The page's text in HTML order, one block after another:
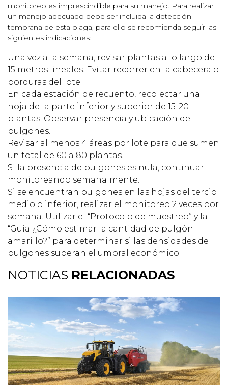
monitoreo es imprescindible para su manejo. Para realizar
un manejo adecuado debe ser incluida la detección
temprana de esta plaga, para ello se recomienda seguir las
siguientes indicaciones:
Una vez a la semana, revisar plantas a lo largo de
15 metros lineales. Evitar recorrer en la cabecera o
borduras del lote
En cada estación de recuento, recolectar una
hoja de la parte inferior y superior de 15-20
plantas. Observar presencia y ubicación de
pulgones.
Revisar al menos 4 áreas por lote para que sumen
un total de 60 a 80 plantas.
Si la presencia de pulgones es nula, continuar
monitoreando semanalmente.
Si se encuentran pulgones en las hojas del tercio
medio o inferior, realizar el monitoreo 2 veces por
semana. Utilizar el “Protocolo de muestreo” y la
“Guía ¿Cómo estimar la cantidad de pulgón
amarillo?” para determinar si las densidades de
pulgones superan el umbral económico.
NOTICIAS RELACIONADAS